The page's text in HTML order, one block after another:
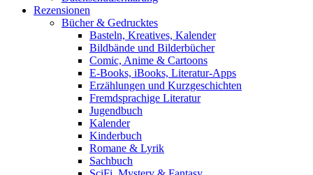
Rezensionen
Bücher & Gedrucktes
Basteln, Kreatives, Kalender
Bildbände und Bilderbücher
Comic, Anime & Cartoons
E-Books, iBooks, Literatur-Apps
Erzählungen und Kurzgeschichten
Fremdsprachige Literatur
Jugendbuch
Kalender
Kinderbuch
Romane & Lyrik
Sachbuch